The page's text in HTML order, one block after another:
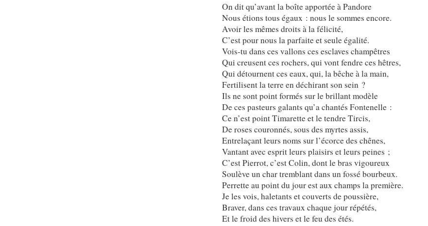
On dit qu’avant la boîte apportée à Pandore
Nous étions tous égaux : nous le sommes encore.
Avoir les mêmes droits à la félicité,
C’est pour nous la parfaite et seule égalité.
Vois-tu dans ces vallons ces esclaves champêtres
Qui creusent ces rochers, qui vont fendre ces hêtres,
Qui détournent ces eaux, qui, la bêche à la main,
Fertilisent la terre en déchirant son sein ?
Ils ne sont point formés sur le brillant modèle
De ces pasteurs galants qu’a chantés Fontenelle :
Ce n’est point Timarette et le tendre Tircis,
De roses couronnés, sous des myrtes assis,
Entrelaçant leurs noms sur l’écorce des chênes,
Vantant avec esprit leurs plaisirs et leurs peines ;
C’est Pierrot, c’est Colin, dont le bras vigoureux
Soulève un char tremblant dans un fossé bourbeux.
Perrette au point du jour est aux champs la première.
Je les vois, haletants et couverts de poussière,
Braver, dans ces travaux chaque jour répétés,
Et le froid des hivers et le feu des étés.